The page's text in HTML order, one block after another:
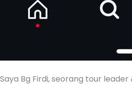
Saya Bg Firdi, seorang tour